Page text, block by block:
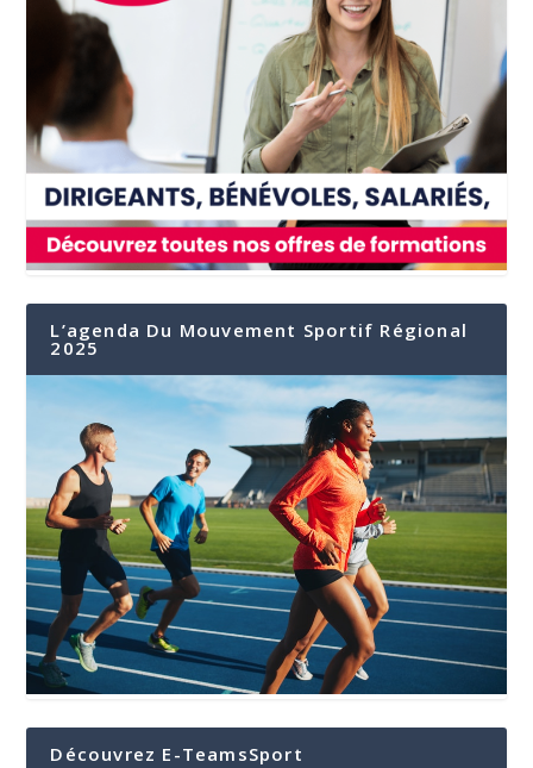
L’agenda Du Mouvement Sportif Régional
2025
Découvrez E-TeamsSport